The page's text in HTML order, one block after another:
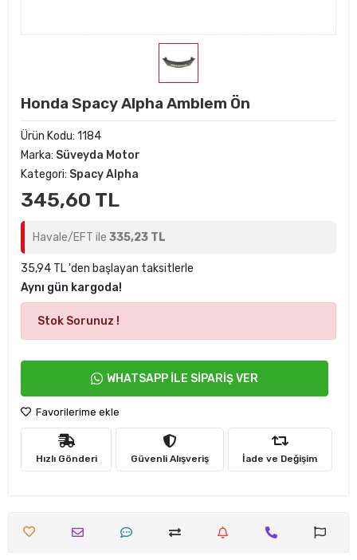
Honda Spacy Alpha Amblem Ön
Ürün Kodu: 1184
Marka: Süveyda Motor
Kategori: Spacy Alpha
345,60 TL
Havale/EFT ile 335,23 TL
35,94 TL 'den başlayan taksitlerle
Aynı gün kargoda!
Stok Sorunuz !
WHATSAPP İLE SİPARİŞ VER
Favorilerime ekle
Hızlı Gönderi Güvenli Alışveriş İade ve Değişim